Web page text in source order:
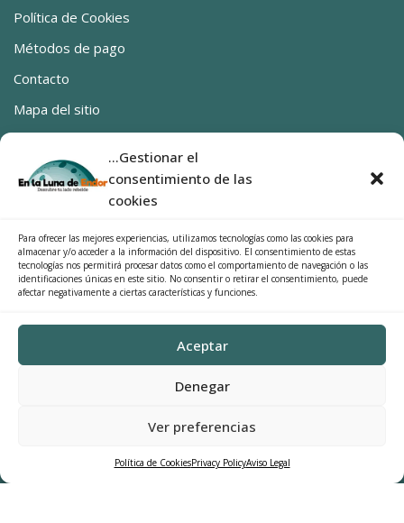
...Gestionar el
consentimiento de las
cookies
Para ofrecer las mejores experiencias, utilizamos tecnologías como las cookies para
almacenar y/o acceder a la información del dispositivo. El consentimiento de estas
tecnologías nos permitirá procesar datos como el comportamiento de navegación o las
identificaciones únicas en este sitio. No consentir o retirar el consentimiento, puede
afectar negativamente a ciertas características y funciones.
Aceptar
Denegar
Ver preferencias
Política de CookiesPrivacy PolicyAviso Legal
Política de Cookies
Métodos de pago
Contacto
Mapa del sitio
0 productos
Facebook
Instragram
Batman
Búscalo